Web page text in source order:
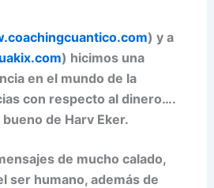
) y a
) hicimos una
en el mundo de la
con respecto al dinero….
de Harv Eker.
de mucho calado,
ser humano, además de